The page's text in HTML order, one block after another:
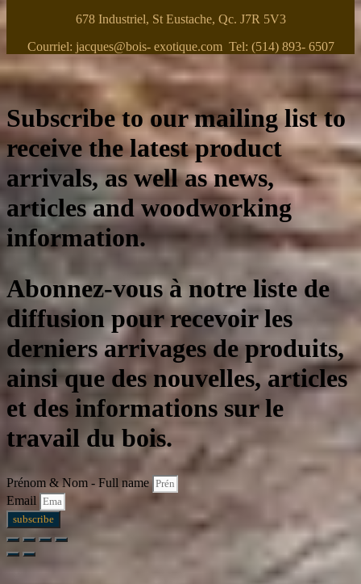
678 Industriel, St Eustache, Qc. J7R 5V3
Courriel: jacques@bois- exotique.com Tel: (514) 893- 6507
Subscribe to our mailing list to
receive the latest product
arrivals, as well as news,
articles and woodworking
information.
Abonnez-vous à notre liste de
diffusion pour recevoir les
derniers arrivages de produits,
ainsi que des nouvelles, articles
et des informations sur le
travail du bois.
Prénom & Nom - Full name
Email
subscribe